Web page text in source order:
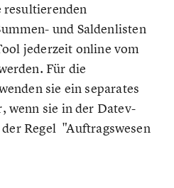
resultierenden
und Saldenlisten
jederzeit online vom
Für die
sie ein separates
wenn sie in der Datev-
Regel "Auftragswesen